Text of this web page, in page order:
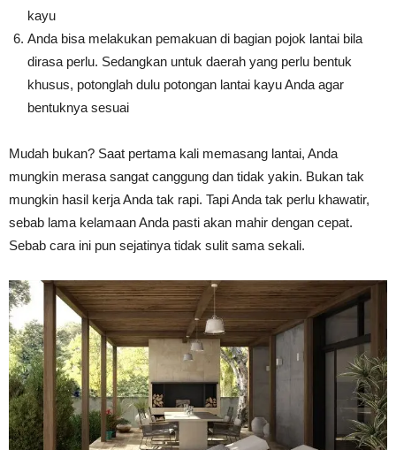
kayu
Anda bisa melakukan pemakuan di bagian pojok lantai bila
dirasa perlu. Sedangkan untuk daerah yang perlu bentuk
khusus, potonglah dulu potongan lantai kayu Anda agar
bentuknya sesuai
Mudah bukan? Saat pertama kali memasang lantai, Anda
mungkin merasa sangat canggung dan tidak yakin. Bukan tak
mungkin hasil kerja Anda tak rapi. Tapi Anda tak perlu khawatir,
sebab lama kelamaan Anda pasti akan mahir dengan cepat.
Sebab cara ini pun sejatinya tidak sulit sama sekali.